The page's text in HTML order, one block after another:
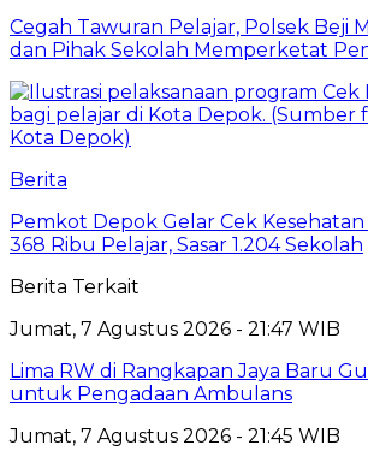
Cegah Tawuran Pelajar, Polsek Beji
dan Pihak Sekolah Memperketat
Berita
Pemkot Depok Gelar Cek
368 Ribu Pelajar, Sasar 1.204 Sekolah
Berita Terkait
Jumat, 7 Agustus 2026 - 21:47 WIB
Lima RW di Rangkapan Jaya Baru
untuk Pengadaan Ambulans
Jumat, 7 Agustus 2026 - 21:45 WIB